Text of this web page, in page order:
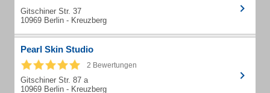
Gitschiner Str. 37
10969 Berlin - Kreuzberg
Pearl Skin Studio
2 Bewertungen
Gitschiner Str. 87 a
10969 Berlin - Kreuzberg